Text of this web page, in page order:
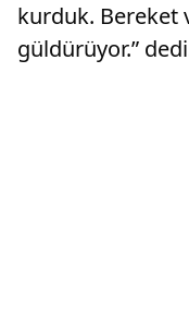
kurduk. Bereket
güldürüyor.”